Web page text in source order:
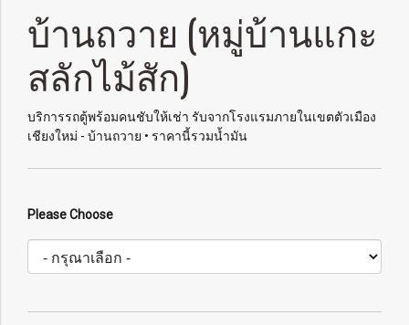
บ้านถวาย (หมู่บ้านแกะ
สลักไม้สัก)
บริการรถตู้พร้อมคนชับให้เช่า รับจากโรงแรมภายในเขตตัวเมือง
เชียงใหม่ - บ้านถวาย • ราคานี้รวมน้ำมัน
Please Choose